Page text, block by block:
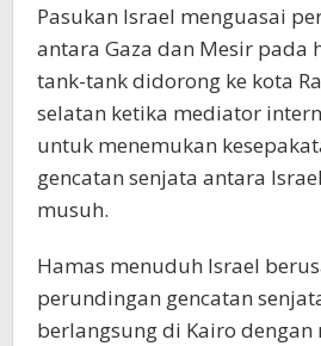
Pasukan Israel menguasai
antara Gaza dan Mesir pada
tank-tank didorong ke kota
selatan ketika mediator
untuk menemukan
gencatan senjata antara
musuh.
Hamas menuduh Israel
perundingan gencatan
berlangsung di Kairo dengan